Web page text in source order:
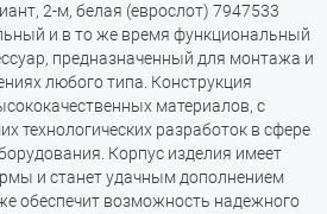
2-м, белая (еврослот) 7947533
и в то же время функциональный
предназначенный для монтажа и
любого типа. Конструкция
материалов, с
технологических разработок в сфере
Корпус изделия имеет
и станет удачным дополнением
обеспечит возможность надежного